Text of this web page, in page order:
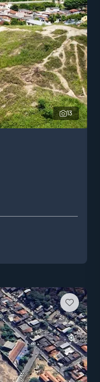
13